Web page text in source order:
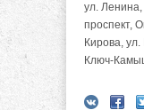
ул.
проспект,
Кирова,
Ключ-